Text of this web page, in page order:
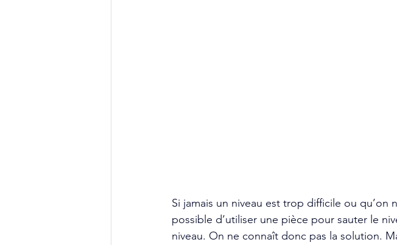
Si jamais un niveau est trop difficile ou
possible d’utiliser une pièce pour sauter le
niveau. On ne connaît donc pas la solution.